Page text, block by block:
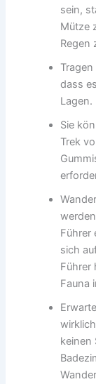
sein,
Mütze
Regen
dass
Lagen.
Sie
Trek
Führer
sich
Führer
Fauna
keinen